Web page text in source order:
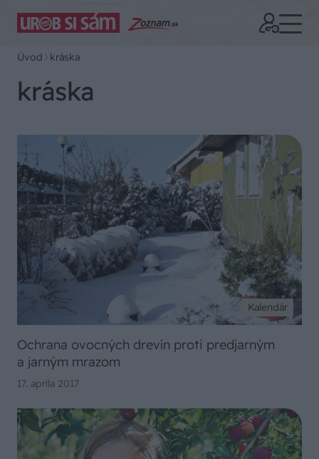
Úvod kráska
kráska
Kalendár
Ochrana ovocných drevín proti predjarným
a jarným mrazom
17. apríla 2017